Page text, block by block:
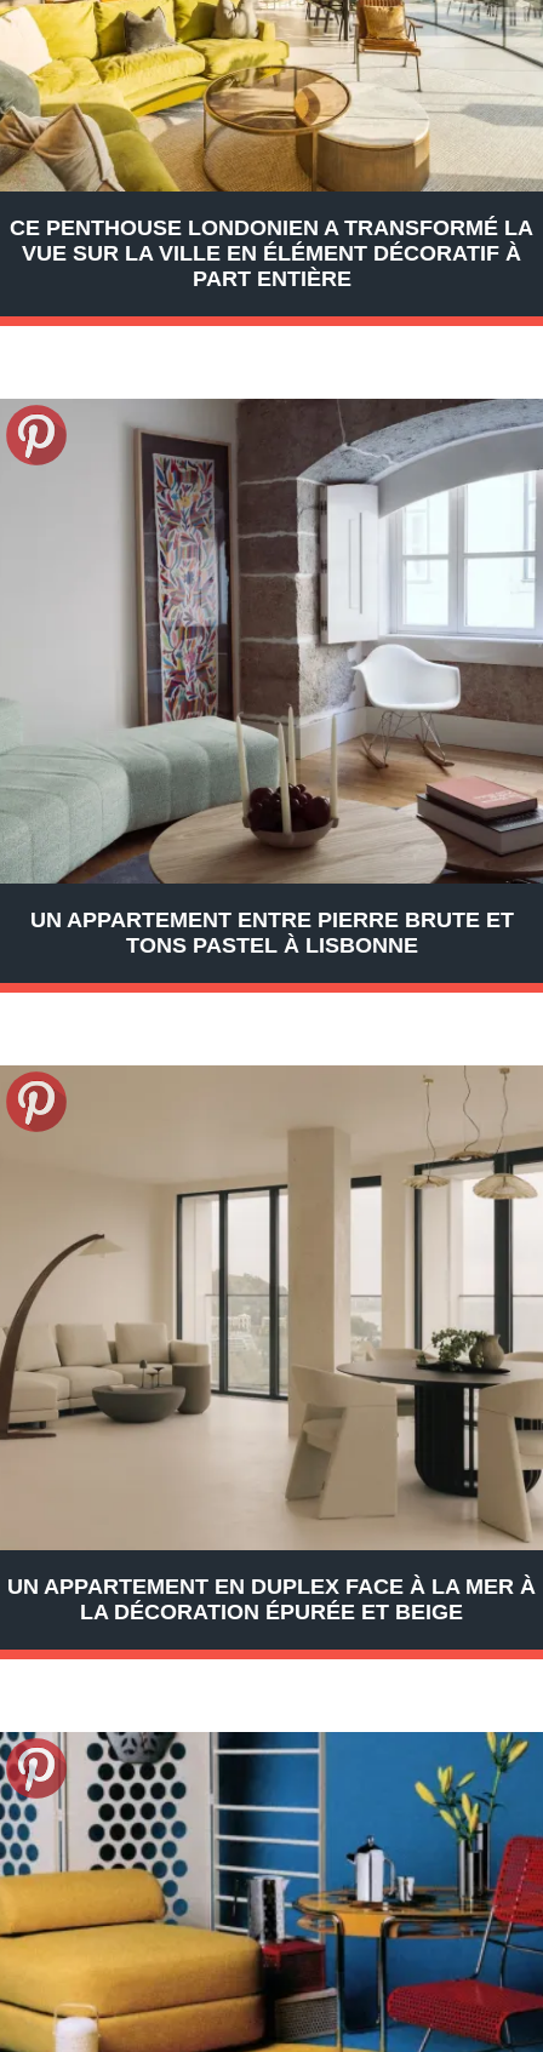
CE PENTHOUSE LONDONIEN A TRANSFORMÉ LA
VUE SUR LA VILLE EN ÉLÉMENT DÉCORATIF À
PART ENTIÈRE
UN APPARTEMENT ENTRE PIERRE BRUTE ET
TONS PASTEL À LISBONNE
UN APPARTEMENT EN DUPLEX FACE À LA MER À
LA DÉCORATION ÉPURÉE ET BEIGE